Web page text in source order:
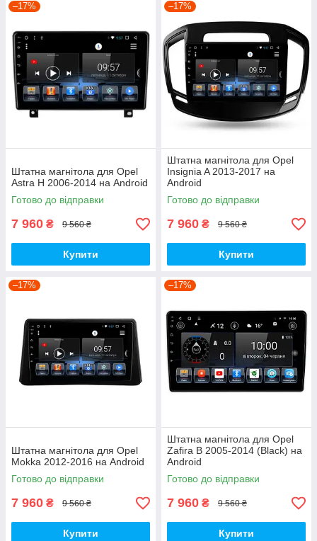
–17%
Штатна магнітола для Opel
Astra H 2006-2014 на Android
Готово до відправки
7 960 ₴ 9 560 ₴
Купити
–17%
Штатна магнітола для Opel
Insignia A 2013-2017 на
Android
Готово до відправки
7 960 ₴ 9 560 ₴
Купити
–17%
Штатна магнітола для Opel
Mokka 2012-2016 на Android
Готово до відправки
7 960 ₴ 9 560 ₴
Купити
–17%
Штатна магнітола для Opel
Zafira B 2005-2014 (Black) на
Android
Готово до відправки
7 960 ₴ 9 560 ₴
Купити